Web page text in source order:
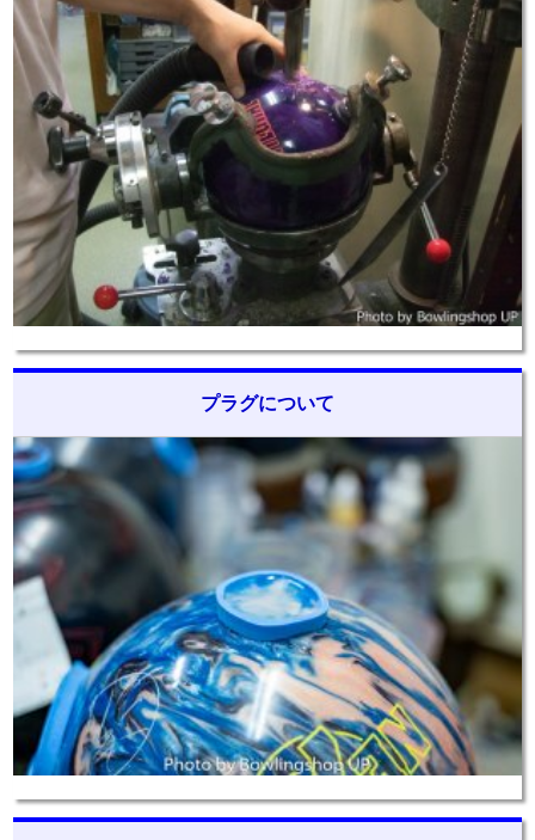
プラグについて